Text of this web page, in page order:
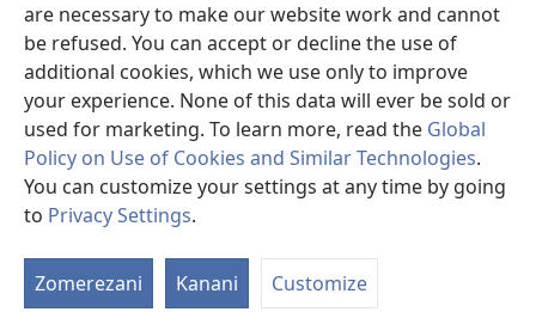
are necessary to make our website work and cannot
be refused. You can accept or decline the use of
additional cookies, which we use only to improve
your experience. None of this data will ever be sold or
used for marketing. To learn more, read the Global
Policy on Use of Cookies and Similar Technologies.
You can customize your settings at any time by going
to Privacy Settings.
Zomerezani Kanani Customize
LAYIBULARE YA PA INTANETI
(Lajula
Peji
Linyaki)JW Hub ®
(Lajula
Peji
Linyaki)
Copyright© 2026 Watch Tower Bible and Tract Society of Pennsylvania.
FUNDU ZO MUKHUMBIKA KULONDO
MUNGASINTHIYA VAKUKWASKANA NDI KUSUNGA CHISISI